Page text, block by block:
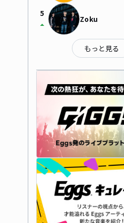
5
arrow_drop_up Zoku
もっと見る